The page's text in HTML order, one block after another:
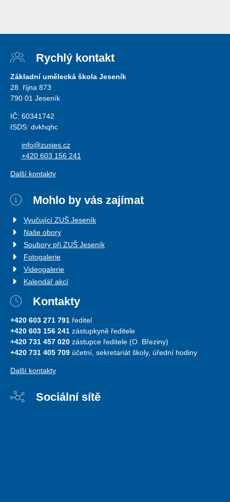
Rychlý kontakt
Základní umělecká škola Jeseník
28. října 873
790 01 Jeseník
IČ: 60341742
ISDS: dvkhqhc
info@zusjes.cz
+420 603 156 241
Další kontakty
Mohlo by vás zajímat
Vyučující ZUŠ Jeseník
Naše obory
Soubory při ZUŠ Jeseník
Fotogalerie
Videogalerie
Kalendář akcí
Kontakty
+420 603 271 791 ředitel
+420 603 156 241 zástupkyně ředitele
+420 731 457 020 zástupce ředitele (O. Březiny)
+420 731 405 709 účetní, sekretariát školy, úřední hodiny
Další kontakty
Sociální sítě